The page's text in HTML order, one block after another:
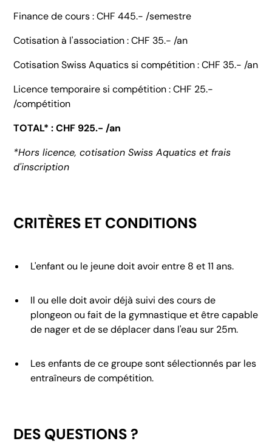
Finance de cours : CHF 445.- /semestre
Cotisation à l'association : CHF 35.- /an
Cotisation Swiss Aquatics si compétition : CHF 35.- /an
Licence temporaire si compétition : CHF 25.-
/compétition
TOTAL* : CHF 925.- /an
*Hors licence, cotisation Swiss Aquatics et frais
d'inscription
CRITÈRES ET CONDITIONS
L'enfant ou le jeune doit avoir entre 8 et 11 ans.
Il ou elle doit avoir déjà suivi des cours de
plongeon ou fait de la gymnastique et être capable
de nager et de se déplacer dans l'eau sur 25m.
Les enfants de ce groupe sont sélectionnés par les
entraîneurs de compétition.
DES QUESTIONS ?